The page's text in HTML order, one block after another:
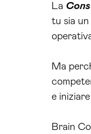
La
tu sia
Ma
e
Brain